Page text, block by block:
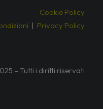
Cookie Policy
| Privacy Policy
– Tutti i diritti riservati